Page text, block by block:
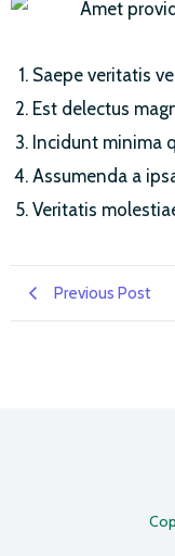
Saepe veritatis
Est delectus
Incidunt minima
Assumenda a
Veritatis
Previous Post